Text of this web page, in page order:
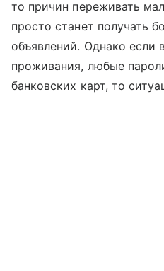
то причин переживать
просто станет получать
объявлений. Однако если
проживания, любые
банковских карт, то